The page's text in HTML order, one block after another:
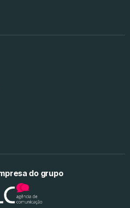
do grupo